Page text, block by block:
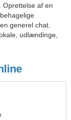
Oprettelse af en
generel chat.
udlændinge,